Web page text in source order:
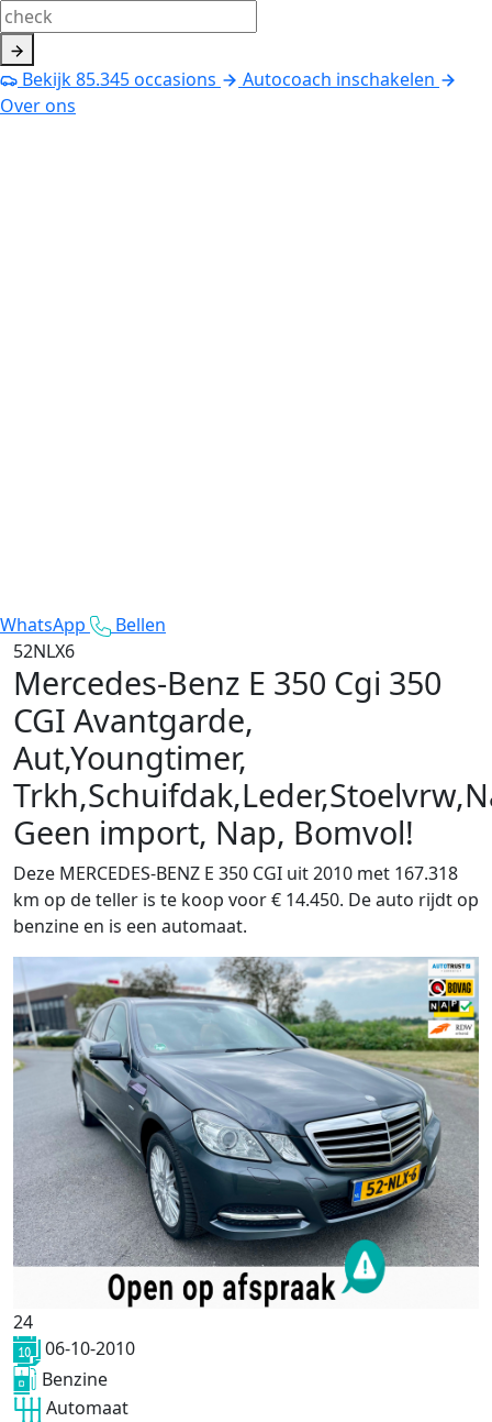
Bekijk85.345occasions
Autocoach inschakelen
Over ons
WhatsApp
Bellen
52NLX6
Mercedes-Benz E 350 Cgi 350
CGI Avantgarde,
Aut,Youngtimer,
Geen import, Nap, Bomvol!
Deze MERCEDES-BENZ E 350 CGI uit 2010 met 167.318
km op de teller is te koop voor € 14.450. De auto rijdt op
benzine en is een automaat.
24
06-10-2010
Benzine
Automaat